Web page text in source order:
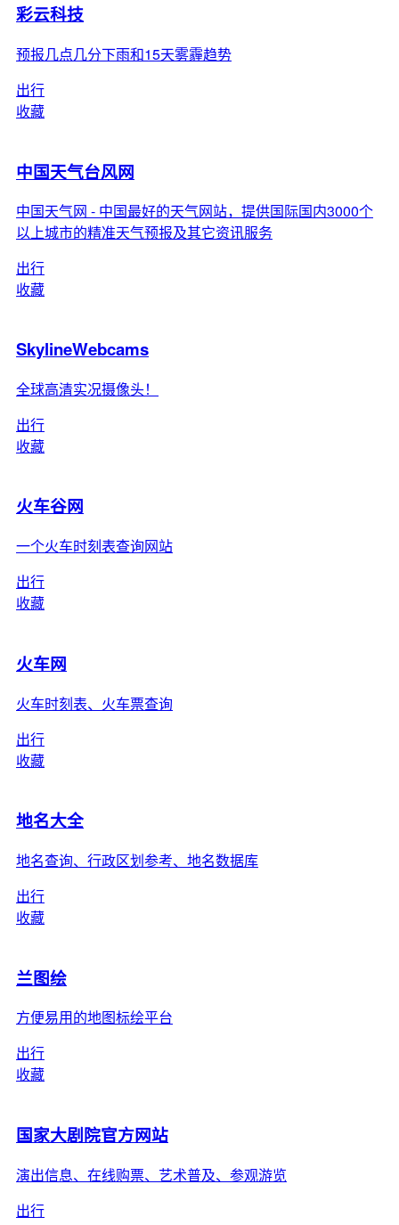
彩云科技
预报几点几分下雨和15天雾霾趋势
出行
收藏
中国天气台风网
中国天气网 - 中国最好的天气网站，提供国际国内3000个
以上城市的精准天气预报及其它资讯服务
出行
收藏
SkylineWebcams
全球高清实况摄像头！
出行
收藏
火车谷网
一个火车时刻表查询网站
出行
收藏
火车网
火车时刻表、火车票查询
出行
收藏
地名大全
地名查询、行政区划参考、地名数据库
出行
收藏
兰图绘
方便易用的地图标绘平台
出行
收藏
国家大剧院官方网站
演出信息、在线购票、艺术普及、参观游览
出行